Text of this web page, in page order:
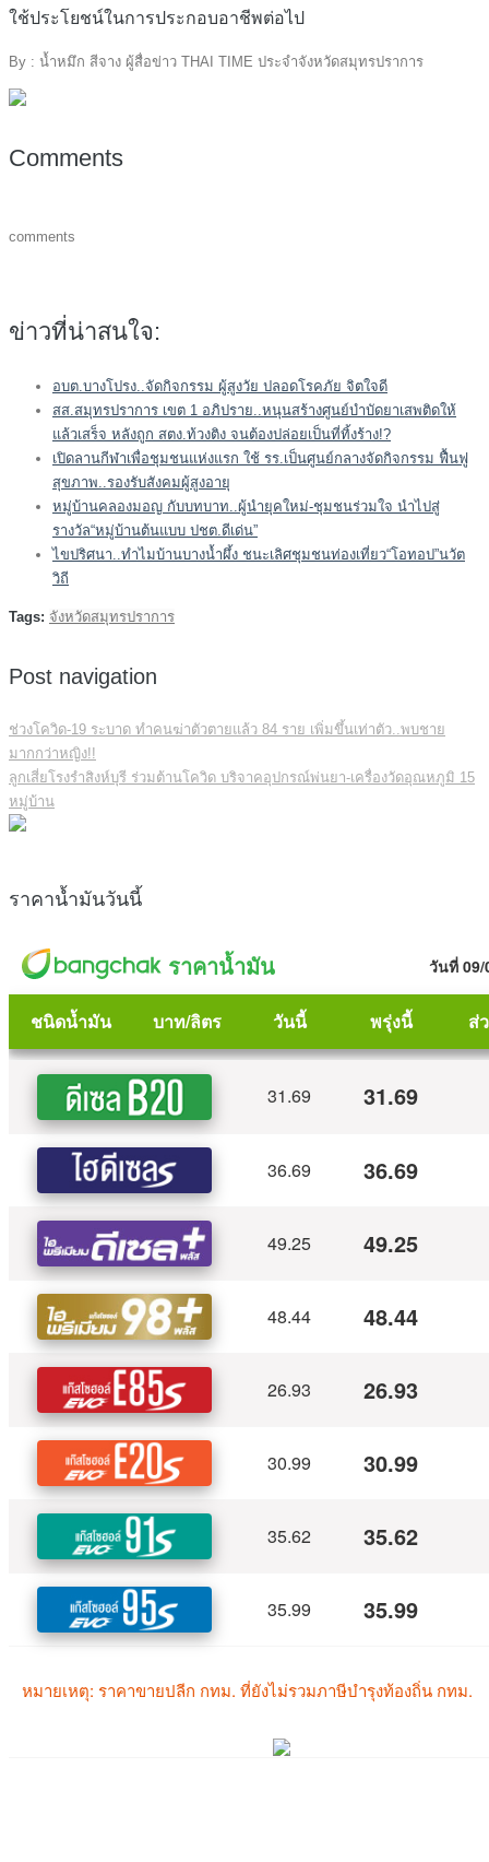
ใช้ประโยชน์ในการประกอบอาชีพต่อไป
By : น้ำหมึก สีจาง ผู้สื่อข่าว THAI TIME ประจำจังหวัดสมุทรปราการ
Comments
comments
ข่าวที่น่าสนใจ:
อบต.บางโปรง..จัดกิจกรรม ผู้สูงวัย ปลอดโรคภัย จิตใจดี
สส.สมุทรปราการ เขต 1 อภิปราย..หนุนสร้างศูนย์บำบัดยาเสพติดให้
แล้วเสร็จ หลังถูก สตง.ท้วงติง จนต้องปล่อยเป็นที่ทิ้งร้าง!?
เปิดลานกีฬาเพื่อชุมชนแห่งแรก ใช้ รร.เป็นศูนย์กลางจัดกิจกรรม ฟื้นฟู
สุขภาพ..รองรับสังคมผู้สูงอายุ
หมู่บ้านคลองมอญ กับบทบาท..ผู้นำยุคใหม่-ชุมชนร่วมใจ นำไปสู่
รางวัล“หมู่บ้านต้นแบบ ปชต.ดีเด่น”
ไขปริศนา..ทำไมบ้านบางน้ำผึ้ง ชนะเลิศชุมชนท่องเที่ยว“โอทอป”นวัต
วิถี
Tags: จังหวัดสมุทรปราการ
Post navigation
ช่วงโควิด-19 ระบาด ทำคนฆ่าตัวตายแล้ว 84 ราย เพิ่มขึ้นเท่าตัว..พบชาย
มากกว่าหญิง!!
ลูกเสี่ยโรงรำสิงห์บุรี ร่วมต้านโควิด บริจาคอุปกรณ์พ่นยา-เครื่องวัดอุณหภูมิ 15
หมู่บ้าน
ราคาน้ำมันวันนี้